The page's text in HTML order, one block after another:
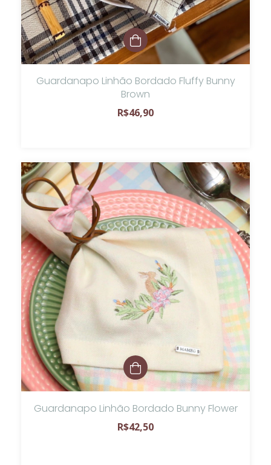
Guardanapo Linhão Bordado Fluffy Bunny
Brown
R$46,90
Guardanapo Linhão Bordado Bunny Flower
R$42,50